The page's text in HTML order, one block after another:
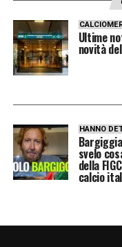
in quello in cui
meglio. Invece di
funzionare
studiati bene.
caratteristiche.
quella che gli
uno staff di
darà una grossa
Ultime
novità
HANNO
svelo
della
calcio